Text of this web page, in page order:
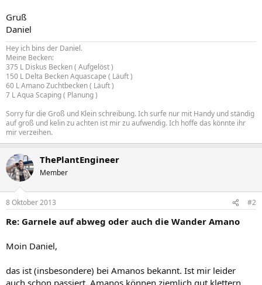
Gruß
Daniel
Hey ich bins der Daniel.
Meine Becken:
375 L Diskus Becken ( Aufgelöst )
150 L Delta Becken Aquascape ( Läuft )
60 L Amano Zuchtbecken ( Läuft )
7 L Aqua Scaping ( Planung )
Sorry für die Groß und Klein schreibung. Ich surfe nur mit Handy und ständig
auf groß und kelin zu achten ist mir zu aufwendig. Ich hoffe das könnte ihr
mir verzeihen.
ThePlantEngineer
Member
8 Oktober 2013 #2
Re: Garnele auf abweg oder auch die Wander Amano
Moin Daniel,
das ist (insbesondere) bei Amanos bekannt. Ist mir leider
auch schon passiert. Amanos können ziemlich gut klettern